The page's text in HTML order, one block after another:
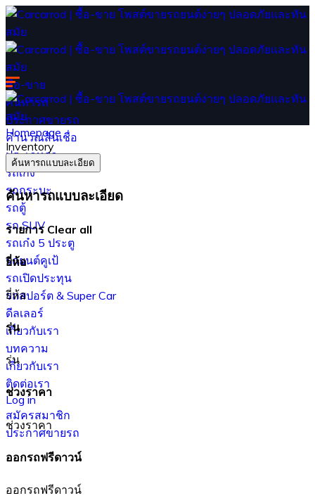
ซื้อ-ขาย
ค้นหารถ
ประกาศขายรถ
คำนวณสินเชื่อ
ประเภทรถ
รถเก๋ง
รถกระบะ
รถตู้
รถ SUV
รถเก๋ง 5 ประตู
รถยนต์คูเป้
รถเปิดประทุน
รถสปอร์ต & Super Car
ดีลเลอร์
เกี่ยวกับเรา
บทความ
เกี่ยวกับเรา
ติดต่อเรา
Log in
สมัครสมาชิก
ประกาศขายรถ
Homepage
Inventory
ค้นหารถแบบละเอียด
ค้นหารถแบบละเอียด
รายการ Clear all
ยี่ห้อ
ยี่ห้อ
รุ่น
รุ่น
ช่วงราคา
ช่วงราคา
ออกรถฟรีดาวน์
ออกรถฟรีดาวน์